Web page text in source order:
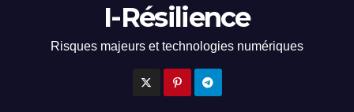
I-Résilience
Risques majeurs et technologies numériques